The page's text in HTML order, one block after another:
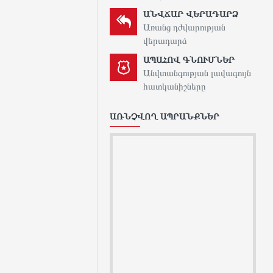
ԱՆՎՃԱՐ ՎԵՐԱԴԱՐՁ
Առանց դժվարության
վերադարձ
ԱՊԱՀՈՎ ԳՆՈՒՄՆԵՐ
Անվտանգության լավագույն
հատկանիշները
ԱՌՆՉՎՈՂ ԱՊՐԱՆՔՆԵՐ